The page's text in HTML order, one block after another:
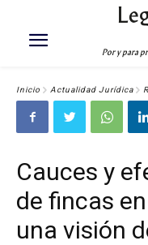
Por y para
Inicio Actualidad Jurídica
Cauces y
de fincas
una visión